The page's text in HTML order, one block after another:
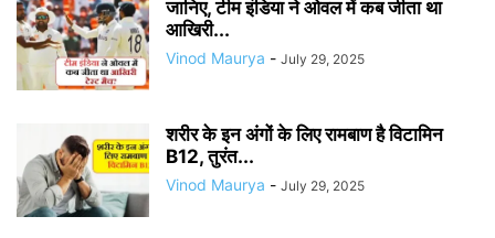
जानिए, टीम इंडिया ने ओवल में कब जीता था
आखिरी...
Vinod Maurya - July 29, 2025
शरीर के इन अंगों के लिए रामबाण है विटामिन
B12, तुरंत...
Vinod Maurya - July 29, 2025